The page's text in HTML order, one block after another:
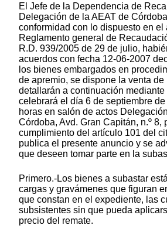
El Jefe de la Dependencia de
Delegación de la AEAT de
conformidad con lo dispuesto en el
Reglamento general de
R.D. 939/2005 de 29 de julio,
acuerdos con fecha 12-06-2007
los bienes embargados en
de apremio, se dispone la venta
detallarán a continuación
celebrará el día 6 de septiembre
horas en salón de actos
Córdoba, Avd. Gran Capitán, n.º 8,
cumplimiento del artículo 101 del
publica el presente anuncio y se
que deseen tomar parte en la
Primero.-Los bienes a subastar
cargas y gravámenes que figuran
que constan en el expediente, las
subsistentes sin que pueda
precio del remate.